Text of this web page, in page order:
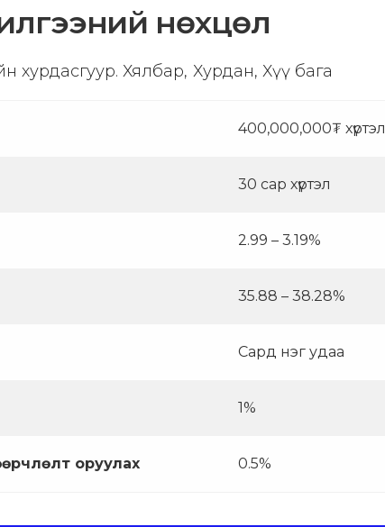
нөхцөл
хурдасгуур. Хялбар, Хурдан, Хүү бага
400,000,000₮ хүртэл
30 сар хүртэл
2.99 – 3.19%
35.88 – 38.28%
Сард нэг удаа
1%
оруулах 0.5%